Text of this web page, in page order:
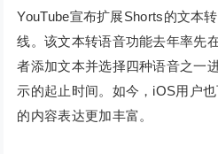
YouTube宣布扩展Shorts的文本
线。该文本转语音功能去年率先
者添加文本并选择四种语音之一
示的起止时间。如今，iOS用户
的内容表达更加丰富。